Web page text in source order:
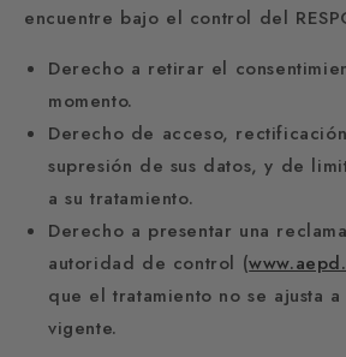
encuentre bajo el control del
Derecho a retirar el
momento.
Derecho de acceso,
supresión de sus datos, y de
a su tratamiento.
Derecho a presentar una
autoridad de control (
que el tratamiento no se ajusta
vigente.